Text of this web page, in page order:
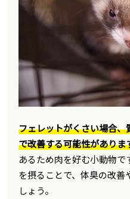
フェレットがくさい場合
で改善する可能性がありま
あるため肉を好む小動物
を摂ることで、体臭の改
しょう。